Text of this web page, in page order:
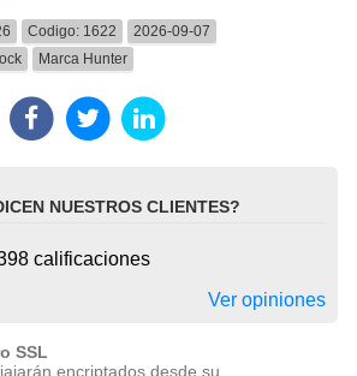
Codigo: 1622
2026-09-07
Marca Hunter
NUESTROS CLIENTES?
calificaciones
Ver opiniones
SSL
encriptados desde su